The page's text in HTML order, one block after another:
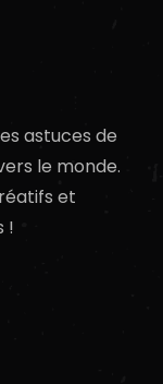
astuces de
le monde.
et
!